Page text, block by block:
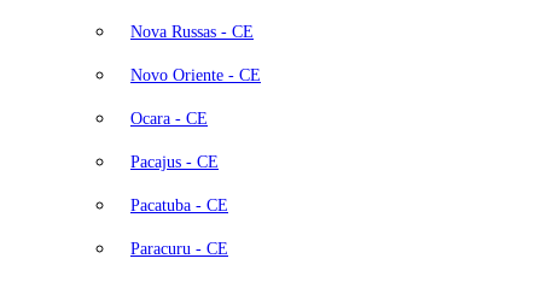
Nova Russas - CE
Novo Oriente - CE
Ocara - CE
Pacajus - CE
Pacatuba - CE
Paracuru - CE